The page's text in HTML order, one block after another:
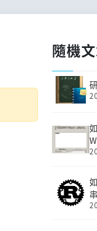
隨機